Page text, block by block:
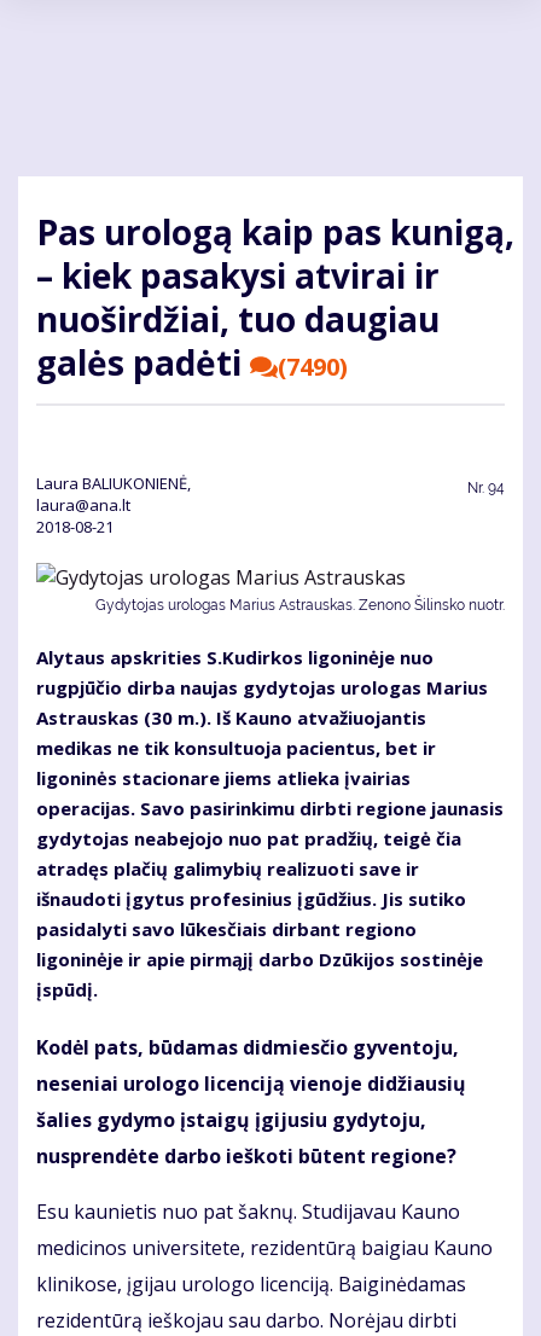
Pas urologą kaip pas kunigą,
– kiek pasakysi atvirai ir
nuoširdžiai, tuo daugiau
galės padėti
(7490)
Laura BALIUKONIENĖ,
laura@ana.lt
2018-08-21
Nr. 94
Gydytojas urologas Marius Astrauskas. Zenono Šilinsko nuotr.
Alytaus apskrities S.Kudirkos ligoninėje nuo
rugpjūčio dirba naujas gydytojas urologas Marius
Astrauskas (30 m.). Iš Kauno atvažiuojantis
medikas ne tik konsultuoja pacientus, bet ir
ligoninės stacionare jiems atlieka įvairias
operacijas. Savo pasirinkimu dirbti regione jaunasis
gydytojas neabejojo nuo pat pradžių, teigė čia
atradęs plačių galimybių realizuoti save ir
išnaudoti įgytus profesinius įgūdžius. Jis sutiko
pasidalyti savo lūkesčiais dirbant regiono
ligoninėje ir apie pirmąjį darbo Dzūkijos sostinėje
įspūdį.
Kodėl pats, būdamas didmiesčio gyventoju,
neseniai urologo licenciją vienoje didžiausių
šalies gydymo įstaigų įgijusiu gydytoju,
nusprendėte darbo ieškoti būtent regione?
Esu kaunietis nuo pat šaknų. Studijavau Kauno
medicinos universitete, rezidentūrą baigiau Kauno
klinikose, įgijau urologo licenciją. Baiginėdamas
rezidentūrą ieškojau sau darbo. Norėjau dirbti